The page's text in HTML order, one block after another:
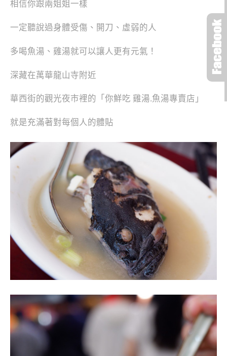
相信你跟兩姐姐一樣
一定聽說過身體受傷、開刀、虛弱的人
多喝魚湯、雞湯就可以讓人更有元氣！
深藏在萬華龍山寺附近
華西街的觀光夜市裡的「你鮮吃 雞湯.魚湯專賣店」
就是充滿著對每個人的體貼